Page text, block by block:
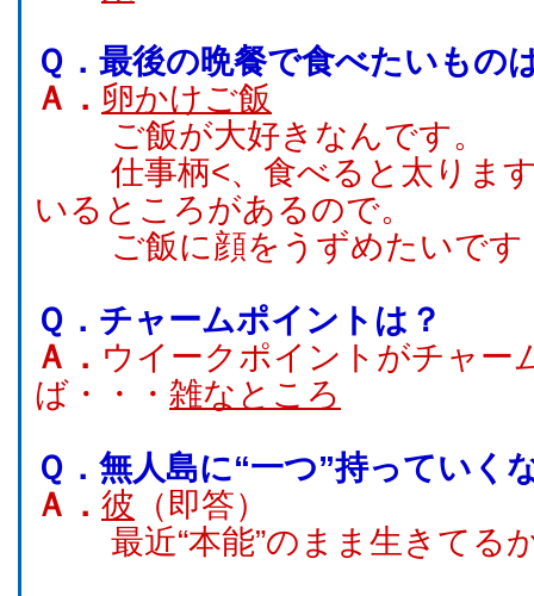
Ｑ． 最後の晩餐で食べたいもの
Ａ． 卵かけご飯
ご飯が大好きなんです。
仕事柄<、食べると太ります
いるところがあるので。
ご飯に顔をうずめたいです
Ｑ． チャームポイントは？
Ａ． ウイークポイントがチャー
ば・・・ 雑なところ
Ｑ． 無人島に“一つ”持っていく
Ａ． 彼 （即答）
最近“本能”のまま生きてる